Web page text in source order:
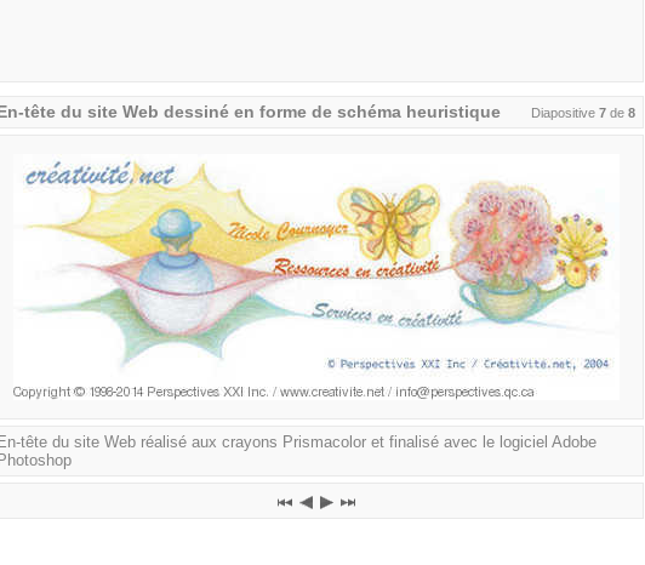
Diapositive 7de 8
En-tête du site Web dessiné en forme de schéma heuristique
En-tête du site Web réalisé aux crayons Prismacolor et finalisé avec le logiciel Adobe
Photoshop